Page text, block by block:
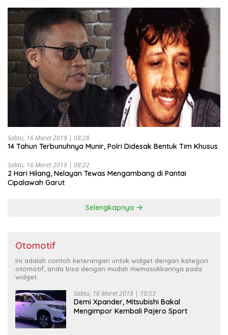
Sabtu, 16 Maret 2019 | 08:28
14 Tahun Terbunuhnya Munir, Polri Didesak Bentuk Tim Khusus
Sabtu, 16 Maret 2019 | 08:22
2 Hari Hilang, Nelayan Tewas Mengambang di Pantai
Cipalawah Garut
Selengkapnya
Otomotif
Ini adalah contoh keterangan untuk widget dengan kategori
otomotif, anda bisa dengan mudah memasukkannya pada
widget.
Sabtu, 16 Maret 2019 | 10:53
Demi Xpander, Mitsubishi Bakal
Mengimpor Kembali Pajero Sport